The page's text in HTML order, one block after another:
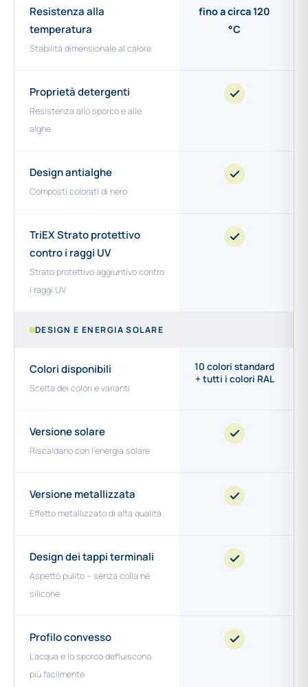
Resistenza alla
temperatura
Stabilità dimensionale al calore
fino a circa 120
°C
Proprietà detergenti
Resistenza allo sporco e alle
alghe
Design antialghe
Composti colorati di nero
TriEX Strato protettivo
contro i raggi UV
Strato protettivo aggiuntivo contro
i raggi UV
DESIGN E ENERGIA SOLARE
Colori disponibili
Scelta dei colori e varianti
10 colori standard
+ tutti i colori RAL
Versione solare
Riscaldano con l'energia solare
Versione metallizzata
Effetto metallizzato di alta qualità
Design dei tappi terminali
Aspetto pulito – senza colla né
silicone
Profilo convesso
L'acqua e lo sporco defluiscono
più facilmente